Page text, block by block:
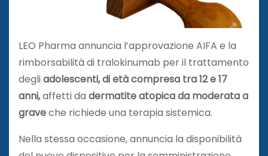
LEO Pharma annuncia l’approvazione AIFA e la
rimborsabilità di tralokinumab per il trattamento
degliadolescenti, di età compresa tra12 e 17
anni,affetti da dermatite atopica da moderata a
graveche richiede una terapia sistemica.
Nella stessa occasione, annuncia la disponibilità